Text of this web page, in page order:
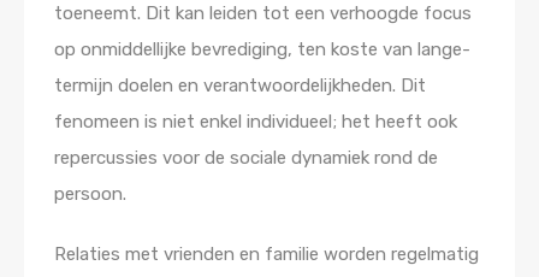
toeneemt. Dit kan leiden tot een verhoogde focus
op onmiddellijke bevrediging, ten koste van lange-
termijn doelen en verantwoordelijkheden. Dit
fenomeen is niet enkel individueel; het heeft ook
repercussies voor de sociale dynamiek rond de
persoon.
Relaties met vrienden en familie worden regelmatig